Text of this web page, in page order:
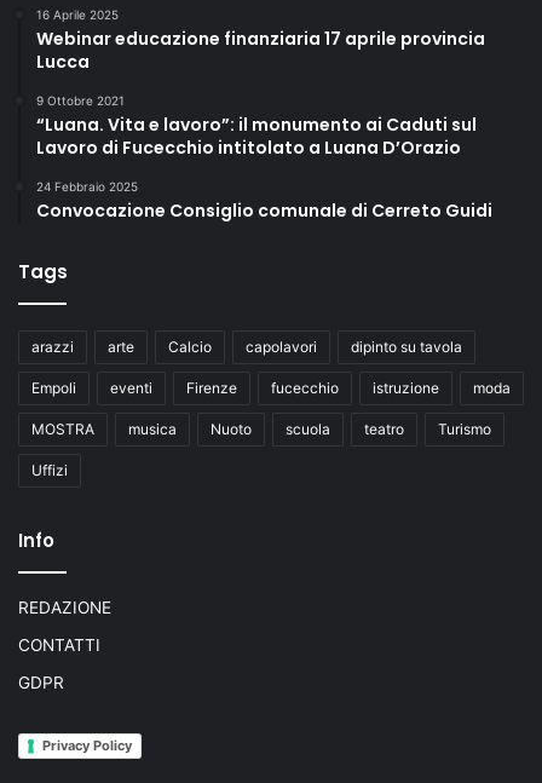
16 Aprile 2025
Webinar educazione finanziaria 17 aprile provincia
Lucca
9 Ottobre 2021
“Luana. Vita e lavoro”: il monumento ai Caduti sul
Lavoro di Fucecchio intitolato a Luana D’Orazio
24 Febbraio 2025
Convocazione Consiglio comunale di Cerreto Guidi
Tags
arazzi arte Calcio capolavori dipinto su tavola
Empoli eventi Firenze fucecchio istruzione moda
MOSTRA musica Nuoto scuola teatro Turismo
Uffizi
Info
REDAZIONE
CONTATTI
GDPR
Privacy Policy